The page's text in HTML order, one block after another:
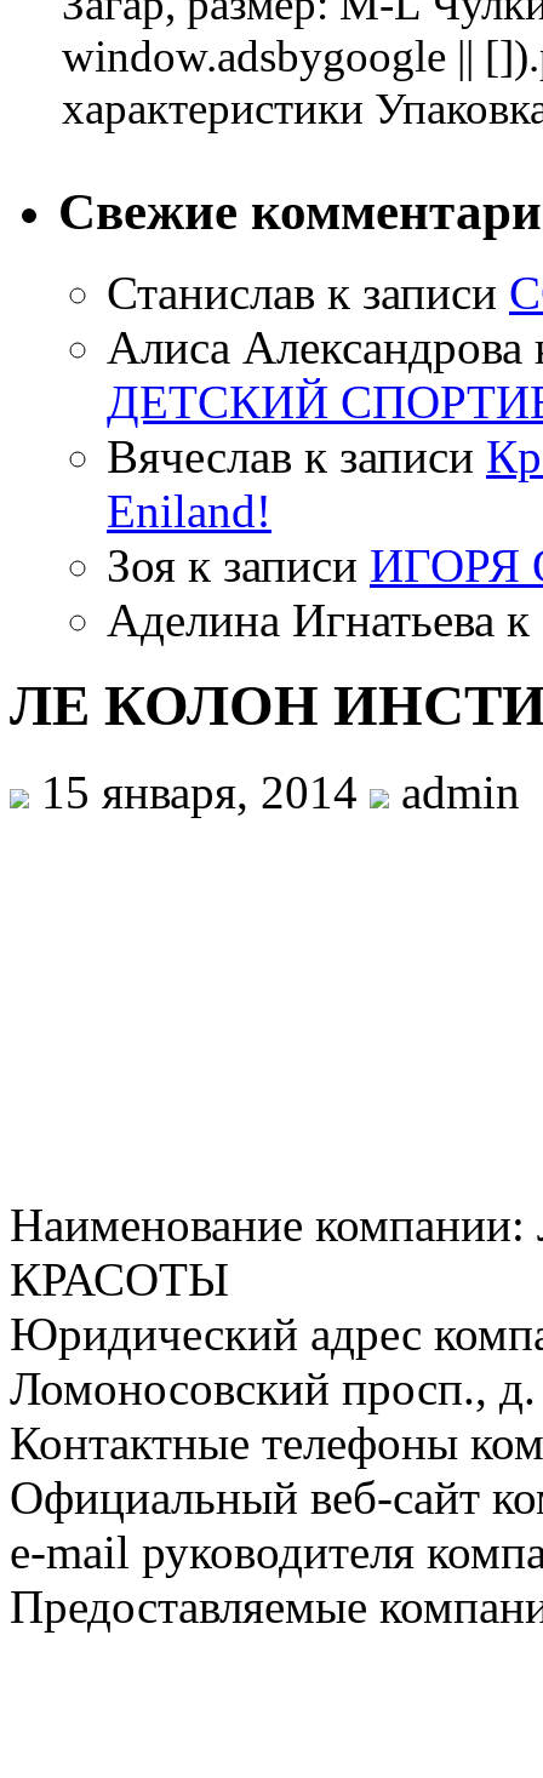
window.adsbygoogle ||
характеристики
Свежие
Станислав к записи
Алиса Александрова
ДЕТСКИЙ
Вячеслав к записи
Eniland!
Зоя к записи ИГОРЯ
Аделина Игнатьева к
ЛЕ КОЛОН
15 января, 2014 admin
Наименование
КРАСОТЫ
Юридический адрес
Ломоносовский просп.,
Контактные телефоны
Официальный веб-сайт
e-mail руководителя
Предоставляемые